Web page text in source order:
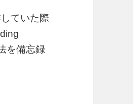
ていた際
を備忘録